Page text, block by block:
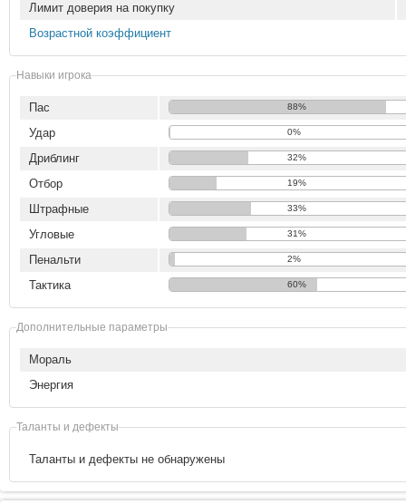
Лимит доверия на покупку
Возрастной коэффициент
Навыки игрока
Пас 88%
Удар 0%
Дриблинг 32%
Отбор 19%
Штрафные 33%
Угловые 31%
Пенальти 2%
Тактика 60%
Дополнительные параметры
Мораль
Энергия
Таланты и дефекты
Таланты и дефекты не обнаружены